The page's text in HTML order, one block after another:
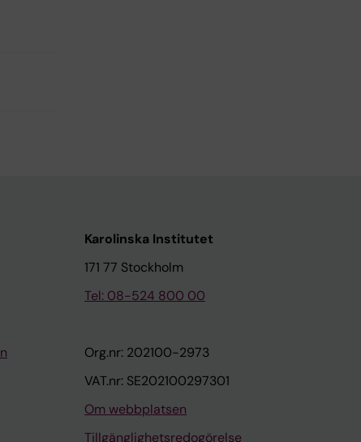
Karolinska Institutet
171 77 Stockholm
Tel: 08-524 800 00
Org.nr: 202100-2973
VAT.nr: SE202100297301
Om webbplatsen
Tillgänglighetsredogörelse